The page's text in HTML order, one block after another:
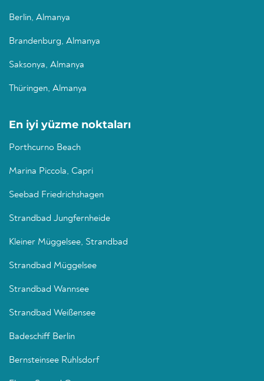
Berlin, Almanya
Brandenburg, Almanya
Saksonya, Almanya
Thüringen, Almanya
En iyi yüzme noktaları
Porthcurno Beach
Marina Piccola, Capri
Seebad Friedrichshagen
Strandbad Jungfernheide
Kleiner Müggelsee, Strandbad
Strandbad Müggelsee
Strandbad Wannsee
Strandbad Weißensee
Badeschiff Berlin
Bernsteinsee Ruhlsdorf